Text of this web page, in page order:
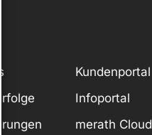
Kundenportal
Infoportal
merath Cloud